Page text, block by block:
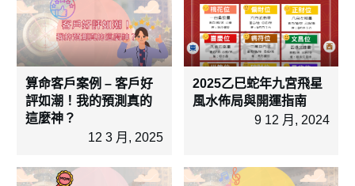
算命客戶案例 – 客戶好
評如潮！我的預測真的
這麼神？
12 3 月, 2025
2025乙巳蛇年九宮飛星
風水佈局與開運指南
9 12 月, 2024